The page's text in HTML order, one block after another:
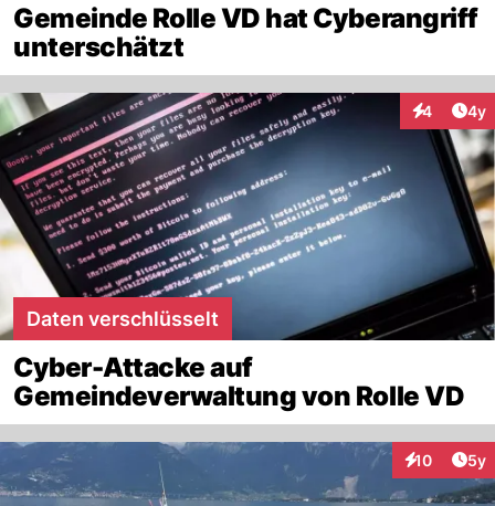
Gemeinde Rolle VD hat Cyberangriff
unterschätzt
4 4y
Daten verschlüsselt
Cyber-Attacke auf
Gemeindeverwaltung von Rolle VD
10 5y